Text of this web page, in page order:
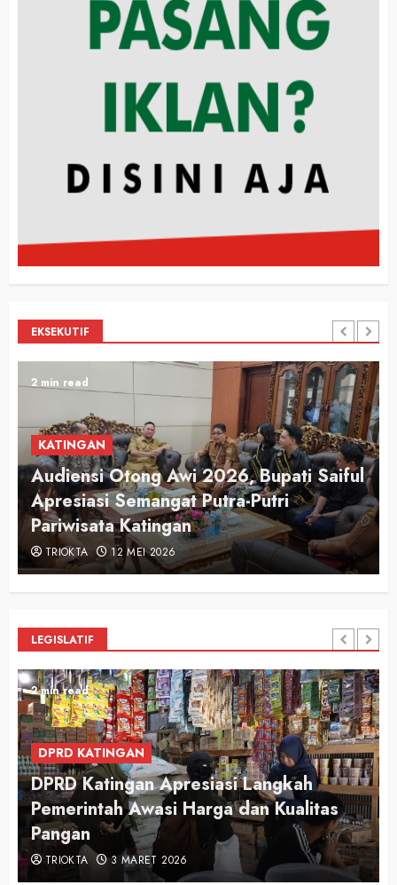
EKSEKUTIF
2 min read
KATINGAN
Audiensi Otong Awi 2026, Bupati Saiful
Apresiasi Semangat Putra-Putri
Pariwisata Katingan
TRIOKTA 12 MEI 2026
LEGISLATIF
2 min read
DPRD KATINGAN
DPRD Katingan Apresiasi Langkah
Pemerintah Awasi Harga dan Kualitas
Pangan
TRIOKTA 3 MARET 2026